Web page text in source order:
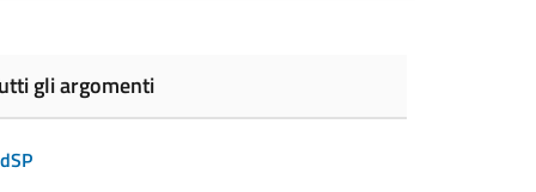
gli argomenti